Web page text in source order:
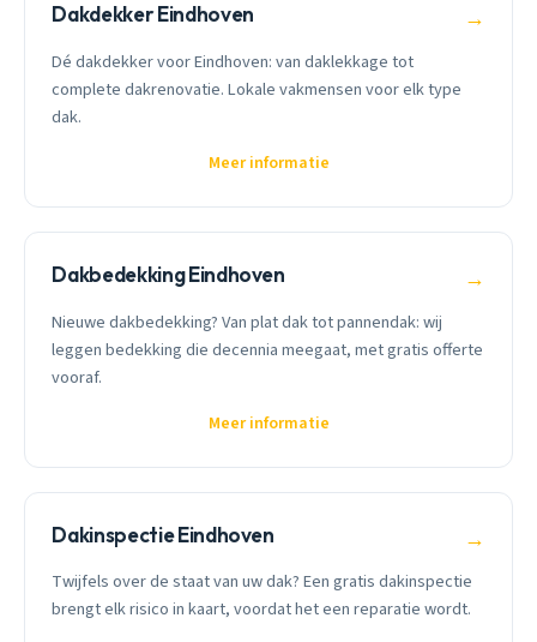
Dakdekker Eindhoven →
Dé dakdekker voor Eindhoven: van daklekkage tot
complete dakrenovatie. Lokale vakmensen voor elk type
dak.
Meer informatie
Dakbedekking Eindhoven →
Nieuwe dakbedekking? Van plat dak tot pannendak: wij
leggen bedekking die decennia meegaat, met gratis offerte
vooraf.
Meer informatie
Dakinspectie Eindhoven →
Twijfels over de staat van uw dak? Een gratis dakinspectie
brengt elk risico in kaart, voordat het een reparatie wordt.